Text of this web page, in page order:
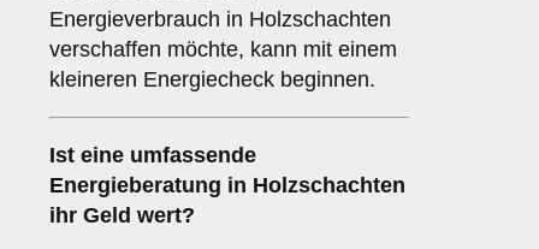
Energieverbrauch in Holzschachten
verschaffen möchte, kann mit einem
kleineren Energiecheck beginnen.
Ist eine umfassende
Energieberatung in Holzschachten
ihr Geld wert?